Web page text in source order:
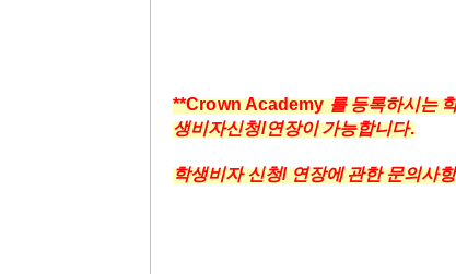
**Crown Academy를등록하시는
생비자신청/연장이가능합니다.
학생비자신청/연장에관한문의사